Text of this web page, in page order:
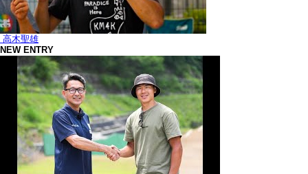
高木聖雄
NEW ENTRY